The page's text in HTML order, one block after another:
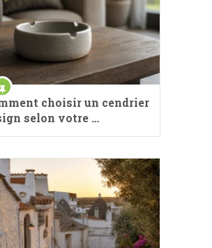
choisir un cendrier
selon votre …